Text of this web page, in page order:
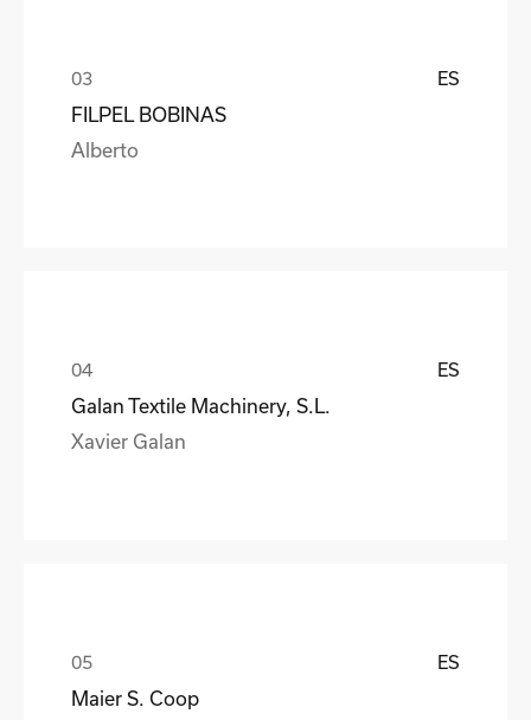
ES
FILPEL BOBINAS
Alberto
ES
Galan Textile Machinery, S.L.
Xavier Galan
ES
Maier S. Coop